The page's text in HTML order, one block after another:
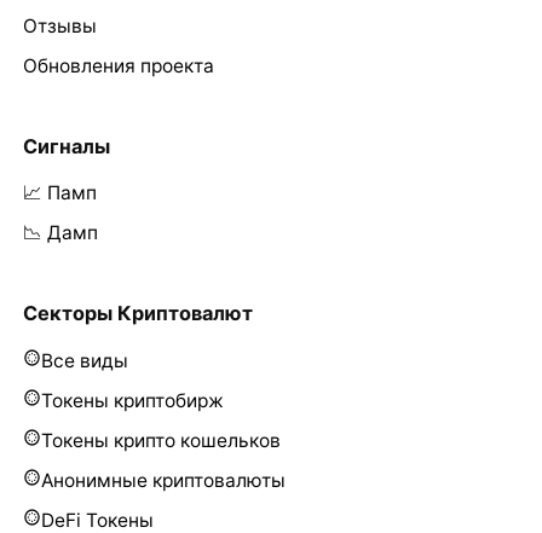
Отзывы
Обновления проекта
Сигналы
📈 Памп
📉 Дамп
Секторы Криптовалют
Все виды
Токены криптобирж
Токены крипто кошельков
Анонимные криптовалюты
DeFi Токены